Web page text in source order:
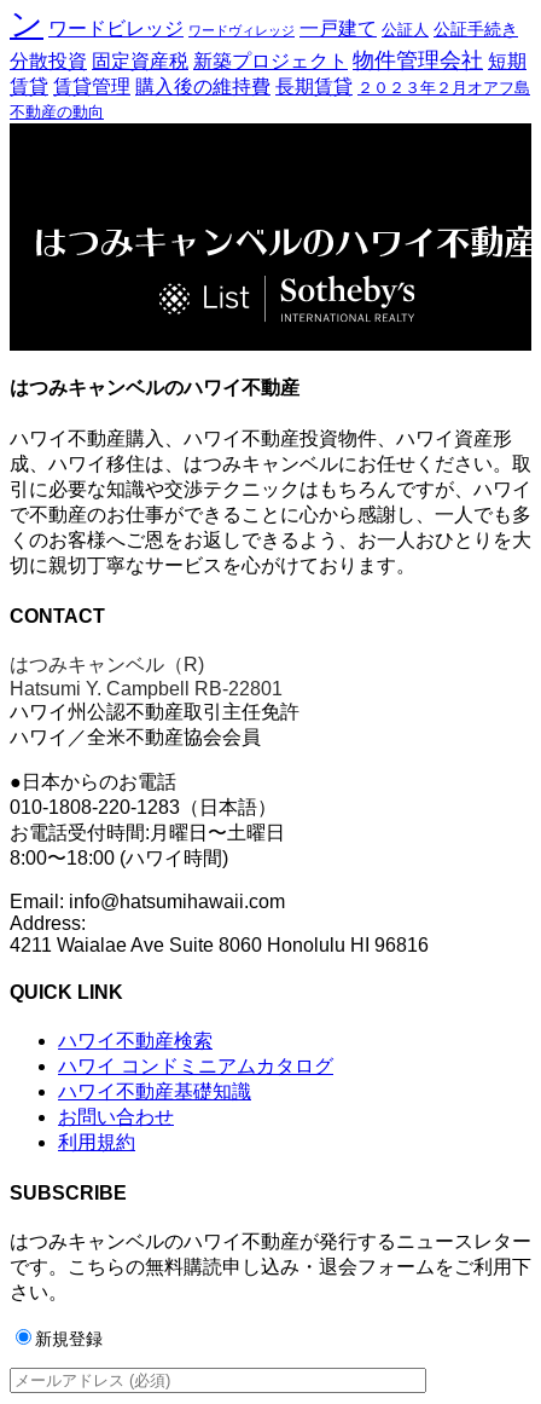
ン ワードビレッジ ワードヴィレッジ 一戸建て 公証人 公証手続き
分散投資 固定資産税 新築プロジェクト 物件管理会社 短期
賃貸 賃貸管理 購入後の維持費 長期賃貸 ２０２３年２月オアフ島
不動産の動向
はつみキャンベルのハワイ不動産
ハワイ不動産購入、ハワイ不動産投資物件、ハワイ資産形
成、ハワイ移住は、はつみキャンベルにお任せください。取
引に必要な知識や交渉テクニックはもちろんですが、ハワイ
で不動産のお仕事ができることに心から感謝し、一人でも多
くのお客様へご恩をお返しできるよう、お一人おひとりを大
切に親切丁寧なサービスを心がけております。
CONTACT
はつみキャンベル（R)
Hatsumi Y. Campbell RB-22801
ハワイ州公認不動産取引主任免許
ハワイ／全米不動産協会会員
●日本からのお電話
010-1808-220-1283（日本語）
お電話受付時間:月曜日〜土曜日
8:00〜18:00 (ハワイ時間)
Email: info@hatsumihawaii.com
Address:
4211 Waialae Ave Suite 8060 Honolulu HI 96816
QUICK LINK
ハワイ不動産検索
ハワイ コンドミニアムカタログ
ハワイ不動産基礎知識
お問い合わせ
利用規約
SUBSCRIBE
はつみキャンベルのハワイ不動産が発行するニュースレター
です。こちらの無料購読申し込み・退会フォームをご利用下
さい。
新規登録